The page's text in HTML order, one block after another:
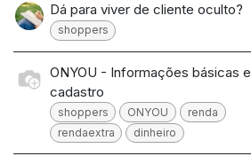
Dá para viver de cliente oculto?
shoppers
ONYOU - Informações básicas e
cadastro
shoppers ONYOU
renda
rendaextra
dinheiro